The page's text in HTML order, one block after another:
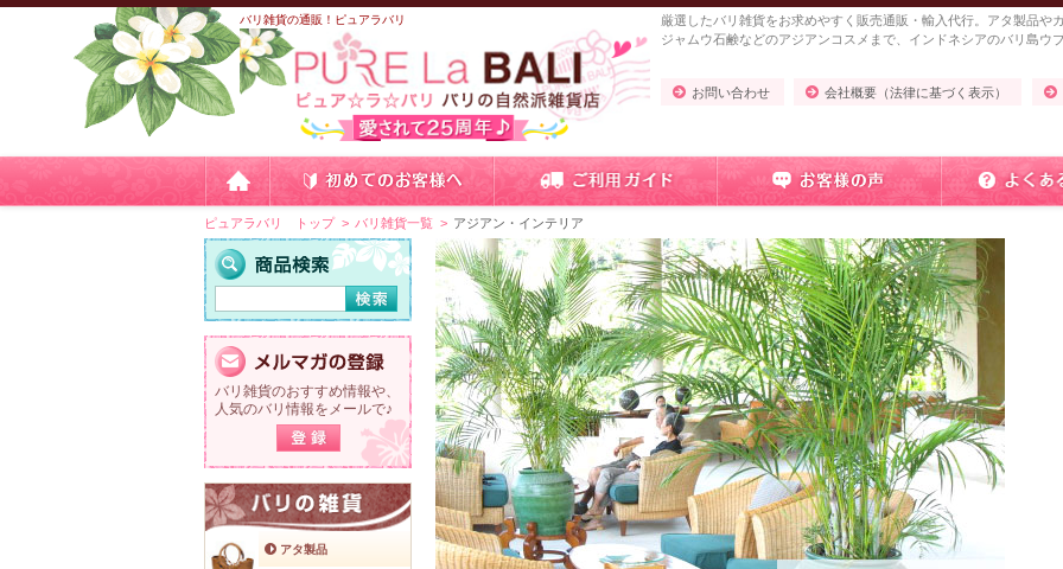
バリ雑貨の通販！ピュアラバリ
厳選したバリ雑貨をお求めやすく販売通販・輸入代行。アタ製品や
ジャムウ石鹸などのアジアンコスメまで、インドネシアのバリ島ウ
お問い合わせ 会社概要（法律に基づく表示）
ピュアラバリ トップ バリ雑貨一覧 アジアン・インテリア
バリ雑貨のおすすめ情報や、
人気のバリ情報をメールで♪
アタ製品